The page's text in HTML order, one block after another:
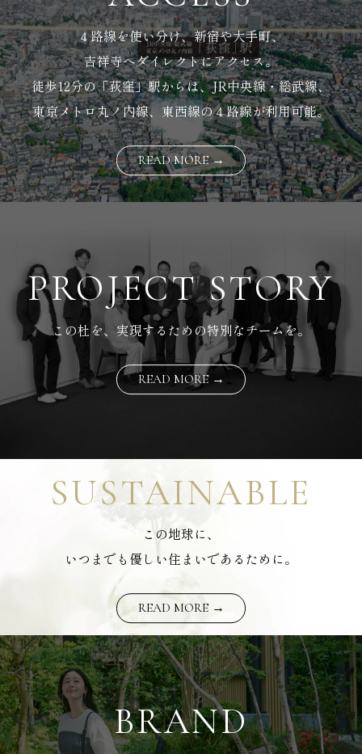
４路線を使い分け、新宿や大手町、
吉祥寺へダイレクトにアクセス。
徒歩12分の「荻窪」駅からは、JR中央線・総武線、
東京メトロ丸ノ内線、東西線の４路線が利用可能。
READ MORE →
PROJECT STORY
この杜を、実現するための特別なチームを。
READ MORE →
SUSTAINABLE
この地球に、
いつまでも優しい住まいであるために。
READ MORE →
BRAND